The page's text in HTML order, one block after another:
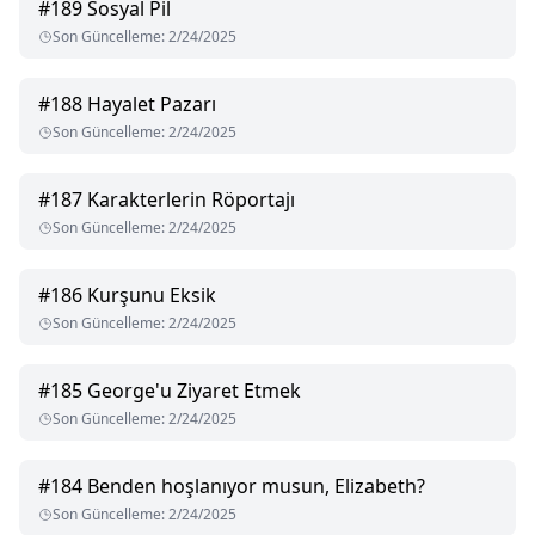
#189Sosyal Pil
Son Güncelleme:2/24/2025
#188 Hayalet Pazarı
Son Güncelleme:2/24/2025
#187 Karakterlerin Röportajı
Son Güncelleme:2/24/2025
#186 Kurşunu Eksik
Son Güncelleme:2/24/2025
#185 George'u Ziyaret Etmek
Son Güncelleme:2/24/2025
#184 Benden hoşlanıyor musun, Elizabeth?
Son Güncelleme:2/24/2025